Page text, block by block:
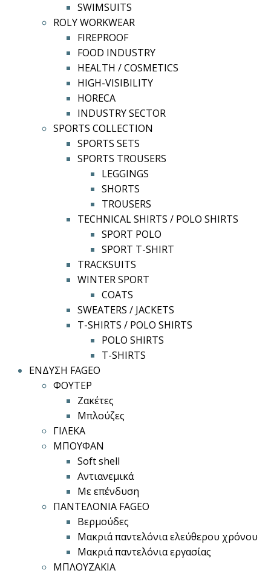
SWIMSUITS
ROLY WORKWEAR
FIREPROOF
FOOD INDUSTRY
HEALTH / COSMETICS
HIGH-VISIBILITY
HORECA
INDUSTRY SECTOR
SPORTS COLLECTION
SPORTS SETS
SPORTS TROUSERS
LEGGINGS
SHORTS
TROUSERS
TECHNICAL SHIRTS / POLO SHIRTS
SPORT POLO
SPORT T-SHIRT
TRACKSUITS
WINTER SPORT
COATS
SWEATERS / JACKETS
T-SHIRTS / POLO SHIRTS
POLO SHIRTS
T-SHIRTS
ΕΝΔΥΣΗ FAGEO
ΦΟΥΤΕΡ
Ζακέτες
Μπλούζες
ΓΙΛΕΚΑ
ΜΠΟΥΦΑΝ
Soft shell
Αντιανεμικά
Με επένδυση
ΠΑΝΤΕΛΟΝΙΑ FAGEO
Βερμούδες
Μακριά παντελόνια ελεύθερου χρόνου
Μακριά παντελόνια εργασίας
ΜΠΛΟΥΖΑΚΙΑ